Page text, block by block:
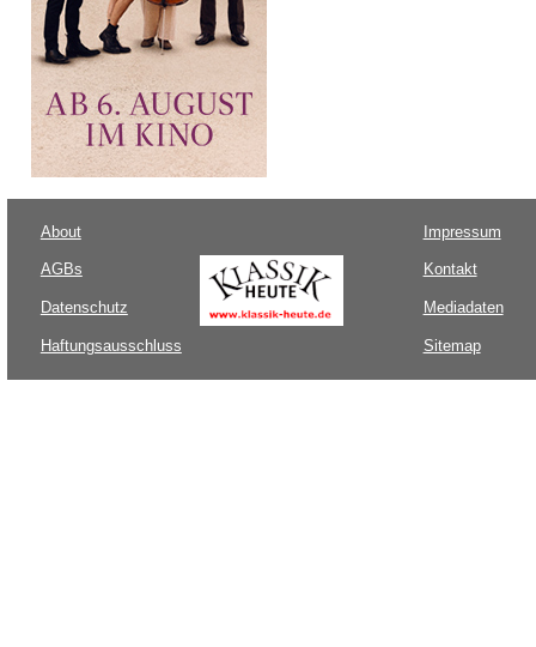
About
AGBs
Datenschutz
Haftungsausschluss
Impressum
Kontakt
Mediadaten
Sitemap